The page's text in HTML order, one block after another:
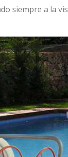
siempre a la